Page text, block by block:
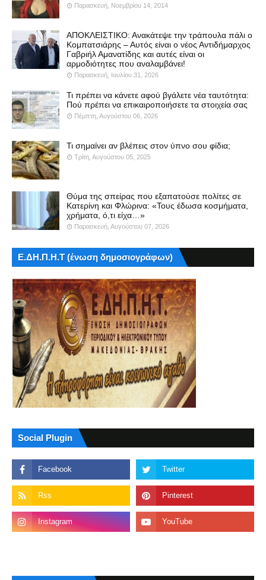
Παρασκευή, Νοεμβρίου 14, 2014
ΑΠΟΚΛΕΙΣΤΙΚΟ: Ανακάτεψε την τράπουλα πάλι ο
Κομπατσιάρης – Αυτός είναι ο νέος Αντιδήμαρχος
Γαβριήλ Αμανατίδης και αυτές είναι οι
αρμοδιότητες που αναλαμβάνει!
Παρασκευή, Ιουλίου 31, 2026
Τι πρέπει να κάνετε αφού βγάλετε νέα ταυτότητα:
Πού πρέπει να επικαιροποιήσετε τα στοιχεία σας
Πέμπτη, Αυγούστου 06, 2026
Τι σημαίνει αν βλέπεις στον ύπνο σου φίδια;
Τρίτη, Αυγούστου 05, 2025
Θύμα της σπείρας που εξαπατούσε πολίτες σε
Κατερίνη και Φλώρινα: «Τους έδωσα κοσμήματα,
χρήματα, ό,τι είχα…»
Παρασκευή, Αυγούστου 07, 2026
Ε.ΔΗ.Π.Η.Τ (ένωση δημοσιογράφων)
Social Plugin